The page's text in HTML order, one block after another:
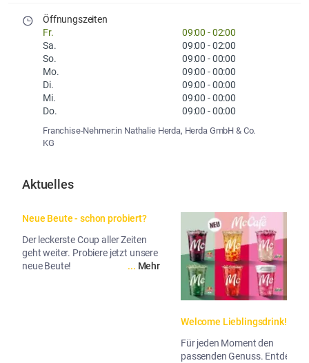
Öffnungszeiten
Fr.
09:00 -02:00
Sa.
09:00 -02:00
So.
09:00 -00:00
Mo.
09:00 -00:00
Di.
09:00 -00:00
Mi.
09:00 -00:00
Do.
09:00 -00:00
Franchise-Nehmer:in Nathalie Herda, Herda GmbH & Co.
KG
Aktuelles
Neue Beute - schon probiert?
Der leckerste Coup aller Zeiten
geht weiter. Probiere jetzt unsere
neue Beute!
... Mehr
Welcome Lieblingsdrink!
Für jeden Moment den
passenden Genuss. Entdecke